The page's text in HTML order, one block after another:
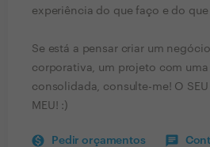
experiência do que faço e do
Se está a pensar criar um
corporativa, um projeto com
consolidada, consulte-me! O
MEU! :)
Pedir orçamentos